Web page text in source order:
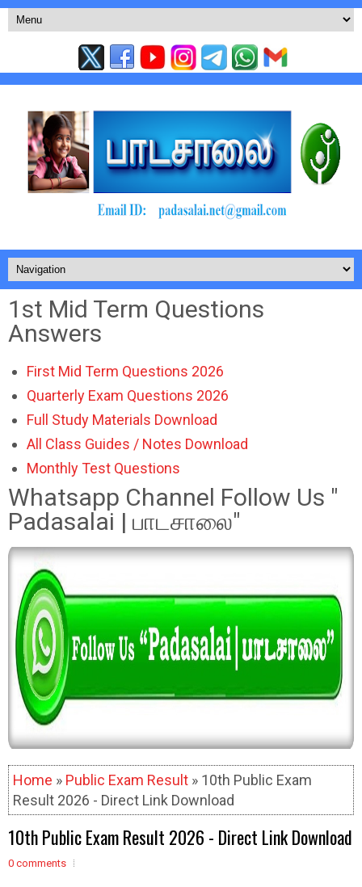
1st Mid Term Questions
Answers
First Mid Term Questions 2026
Quarterly Exam Questions 2026
Full Study Materials Download
All Class Guides / Notes Download
Monthly Test Questions
Whatsapp Channel Follow Us "
Padasalai | பாடசாலை"
Home » Public Exam Result » 10th Public Exam
Result 2026 - Direct Link Download
10th Public Exam Result 2026 - Direct Link Download
0 comments